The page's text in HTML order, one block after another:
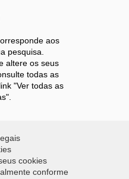
aos
pesquisa.
altere os seus
todas as
"Ver todas as
cookies
conforme